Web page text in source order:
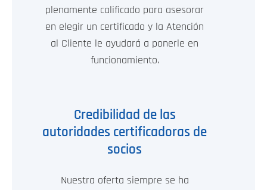
plenamente calificado para asesorar
en elegir un certificado y la Atención
al Cliente le ayudará a ponerle en
funcionamiento.
Credibilidad de las
autoridades certificadoras de
socios
Nuestra oferta siempre se ha